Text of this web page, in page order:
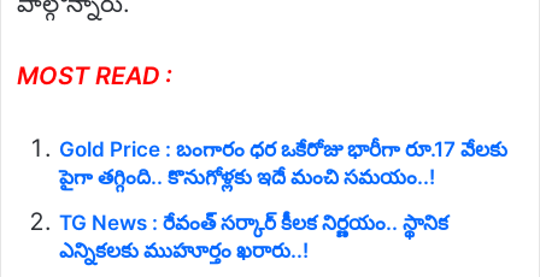
MOST READ :
Gold Price : బంగారం ధర ఒకేరోజు భారీగా రూ.17 వేలకు
పైగా తగ్గింది.. కొనుగోళ్లకు ఇదే మంచి సమయం..!
TG News : రేవంత్ సర్కార్ కీలక నిర్ణయం.. స్థానిక
ఎన్నికలకు ముహూర్తం ఖరారు..!